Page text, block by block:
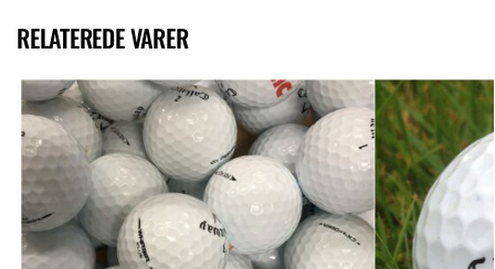
RELATEREDE VARER